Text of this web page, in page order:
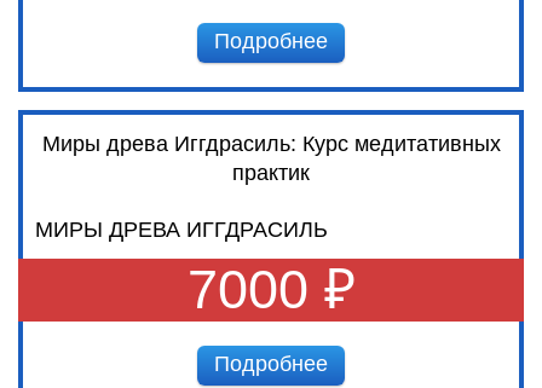
Подробнее
Миры древа Иггдрасиль: Курс медитативных
практик
МИРЫ ДРЕВА ИГГДРАСИЛЬ
7000 ₽
Подробнее